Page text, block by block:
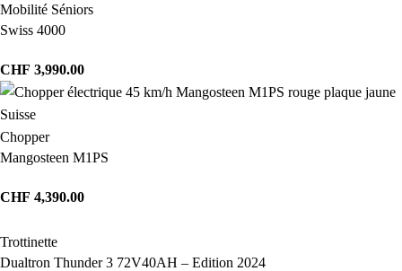
Mobilité Séniors
Swiss 4000
CHF 3,990.00
Chopper
Mangosteen M1PS
CHF 4,390.00
Trottinette
Dualtron Thunder 3 72V40AH – Edition 2024